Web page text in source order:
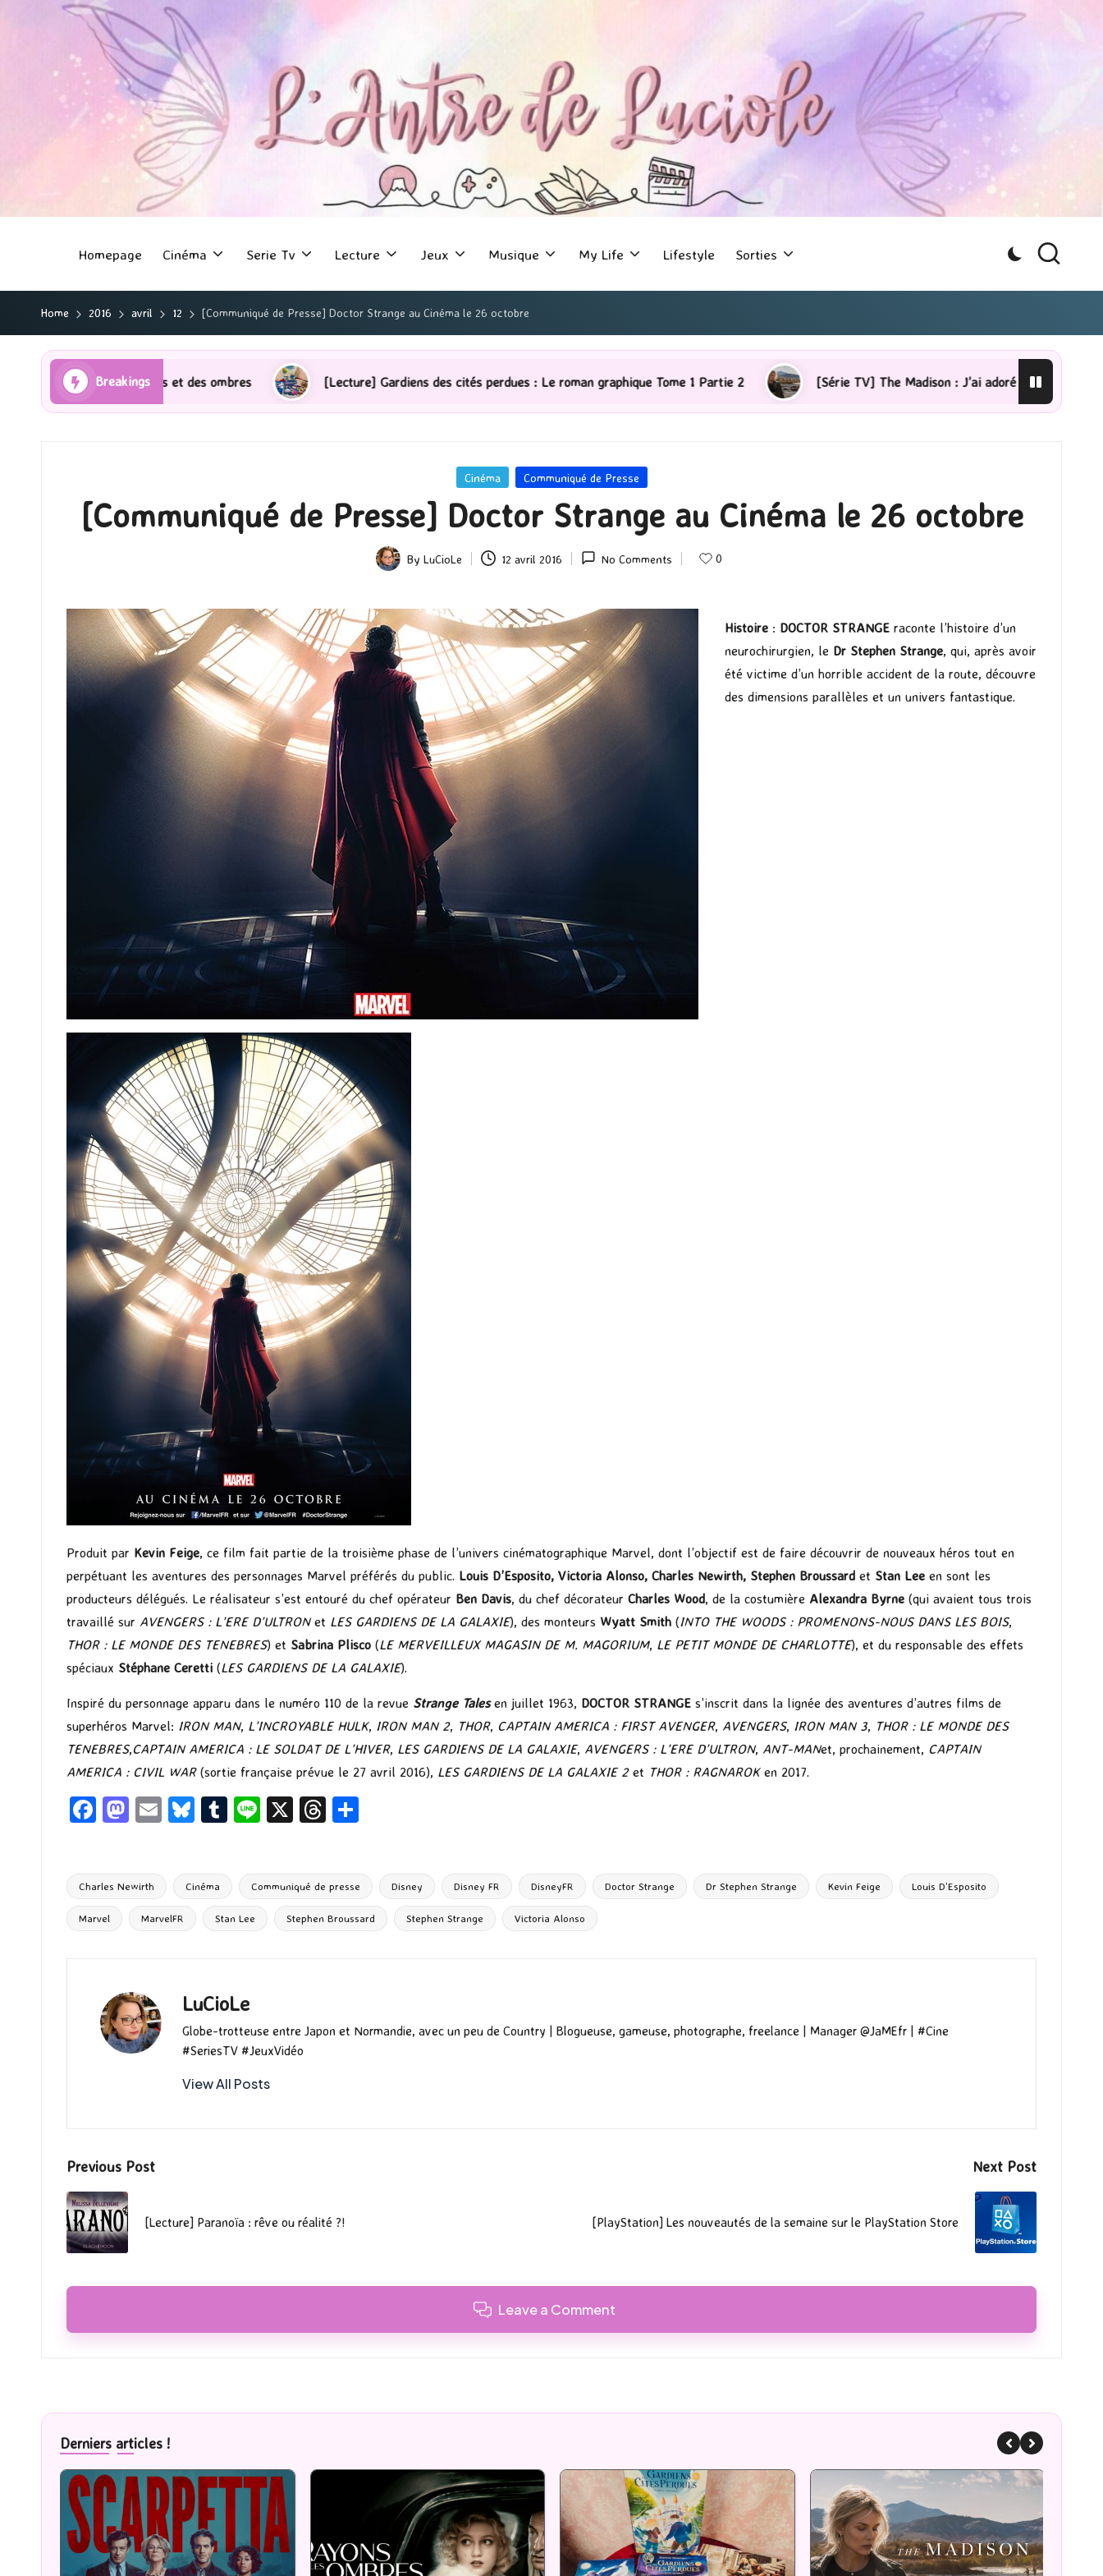
Homepage Cinéma Serie Tv Lecture Jeux Musique My Life Lifestyle Sorties
Home 2016 avril 12 [Communiqué de Presse] Doctor Strange au Cinéma le 26 octobre
Breakings
et des ombres [Lecture] Gardiens des cités perdues : Le roman graphique Tome 1 Partie 2 [Série TV] The Madison : J’ai adoré ! [Lecture] La femme de
Posted
Cinéma Communiqué de Presse
[Communiqué de Presse] Doctor Strange au Cinéma le 26 octobre
Posted
By LuCioLe 12 avril 2016 No Comments 0
Histoire : DOCTOR STRANGE raconte l’histoire d’un
neurochirurgien, le Dr Stephen Strange, qui, après avoir
été victime d’un horrible accident de la route, découvre
des dimensions parallèles et un univers fantastique.
Produit par Kevin Feige, ce film fait partie de la troisième phase de l’univers cinématographique Marvel, dont l’objectif est de faire découvrir de nouveaux héros tout en
perpétuant les aventures des personnages Marvel préférés du public. Louis D’Esposito, Victoria Alonso, Charles Newirth, Stephen Broussard et Stan Lee en sont les
producteurs délégués. Le réalisateur s’est entouré du chef opérateur Ben Davis, du chef décorateur Charles Wood, de la costumière Alexandra Byrne (qui avaient tous trois
travaillé sur AVENGERS : L’ERE D’ULTRONet LES GARDIENS DE LA GALAXIE), des monteurs Wyatt Smith (INTO THE WOODS : PROMENONS-NOUS DANS LES BOIS,
THOR : LE MONDE DES TENEBRES) et Sabrina Plisco (LE MERVEILLEUX MAGASIN DE M. MAGORIUM, LE PETIT MONDE DE CHARLOTTE), et du responsable des effets
spéciaux Stéphane Ceretti (LES GARDIENS DE LA GALAXIE).
Inspiré du personnage apparu dans le numéro 110 de la revue Strange Talesen juillet 1963, DOCTOR STRANGE s’inscrit dans la lignée des aventures d’autres films de
superhéros Marvel: IRON MAN, L’INCROYABLE HULK, IRON MAN 2, THOR, CAPTAIN AMERICA : FIRST AVENGER, AVENGERS, IRON MAN 3, THOR : LE MONDE DES
TENEBRES,CAPTAIN AMERICA : LE SOLDAT DE L’HIVER, LES GARDIENS DE LA GALAXIE, AVENGERS : L’ERE D’ULTRON, ANT-MANet, prochainement, CAPTAIN
AMERICA : CIVIL WAR(sortie française prévue le 27 avril 2016), LES GARDIENS DE LA GALAXIE 2et THOR : RAGNAROKen 2017.
Fa
o
o
k
M
d
o
n
E
l
Bl
ky
T
bl
r
Li X
T
ds g
er
Tags:
Charles Newirth Cinéma Communiqué de presse Disney Disney FR DisneyFR Doctor Strange Dr Stephen Strange Kevin Feige Louis D’Esposito
Marvel MarvelFR Stan Lee Stephen Broussard Stephen Strange Victoria Alonso
LuCioLe
Globe-trotteuse entre Japon et Normandie, avec un peu de Country | Blogueuse, gameuse, photographe, freelance | Manager @JaMEfr | #Cine
#SeriesTV #JeuxVidéo
View All Posts
Post
navigation
Previous Post
[Lecture] Paranoïa : rêve ou réalité ?!
Next Post
[PlayStation] Les nouveautés de la semaine sur le PlayStation Store
Leave a Comment
Derniers articles !